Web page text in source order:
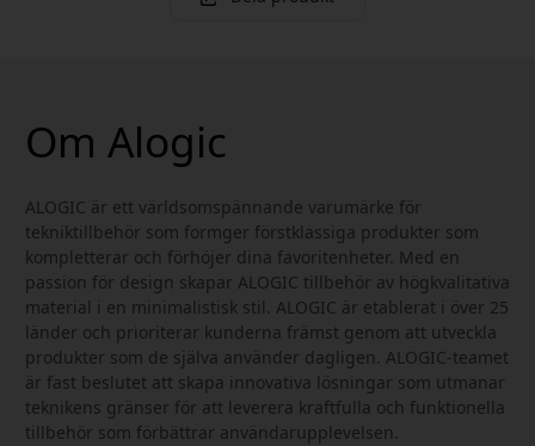
Om Alogic
ALOGIC är ett världsomspännande varumärke för
tekniktillbehör som formger förstklassiga produkter som
kompletterar och förhöjer dina favoritenheter. Med en
passion för design skapar ALOGIC tillbehör av högkvalitativa
material i en minimalistisk stil. ALOGIC är etablerat i över 25
länder och prioriterar kunderna främst genom att utveckla
produkter som de själva använder dagligen. ALOGIC-teamet
är fast beslutet att skapa innovativa lösningar som utmanar
teknikens gränser för att leverera kraftfulla och funktionella
tillbehör som förbättrar användarupplevelsen.